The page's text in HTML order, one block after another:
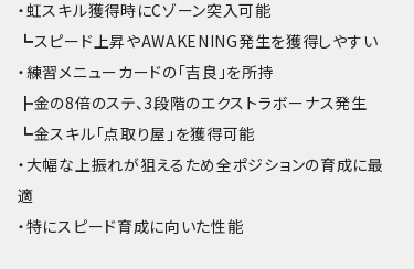
・虹スキル獲得時にCゾーン突入可能
┗スピード上昇やAWAKENING発生を獲得しやすい
・練習メニューカードの「吉良」を所持
┣金の8倍のステ、3段階のエクストラボーナス発生
┗金スキル「点取り屋」を獲得可能
・大幅な上振れが狙えるため全ポジションの育成に最
適
・特にスピード育成に向いた性能